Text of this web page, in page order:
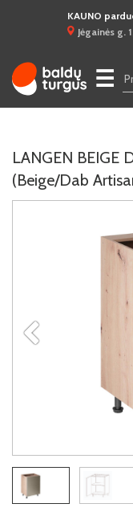
KAUNO
Jėgainės g.
☰
LANGEN BEIGE
(Beige/Dab